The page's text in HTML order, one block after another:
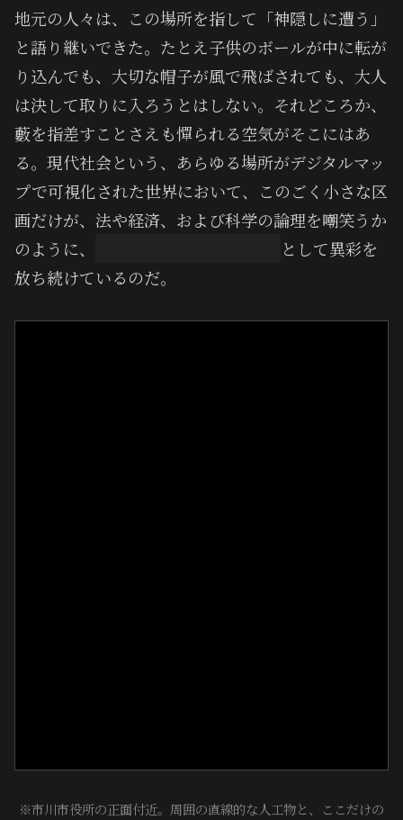
地元の人々は、この場所を指して「神隠しに遭う」
と語り継いできた。たとえ子供のボールが中に転が
り込んでも、大切な帽子が風で飛ばされても、大人
は決して取りに入ろうとはしない。それどころか、
藪を指差すことさえも憚られる空気がそこにはあ
る。現代社会という、あらゆる場所がデジタルマッ
プで可視化された世界において、このごく小さな区
画だけが、法や経済、および科学の論理を嘲笑うか
のように、
として異彩を
放ち続けているのだ。
※市川市役所の正面付近。周囲の直線的な人工物と、ここだけの